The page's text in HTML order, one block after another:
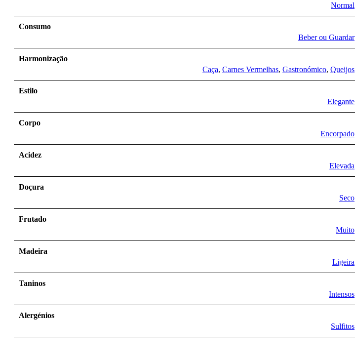
Normal
Consumo
Beber ou Guardar
Harmonização
Caça, Carnes Vermelhas, Gastronómico, Queijos
Estilo
Elegante
Corpo
Encorpado
Acidez
Elevada
Doçura
Seco
Frutado
Muito
Madeira
Ligeira
Taninos
Intensos
Alergénios
Sulfitos